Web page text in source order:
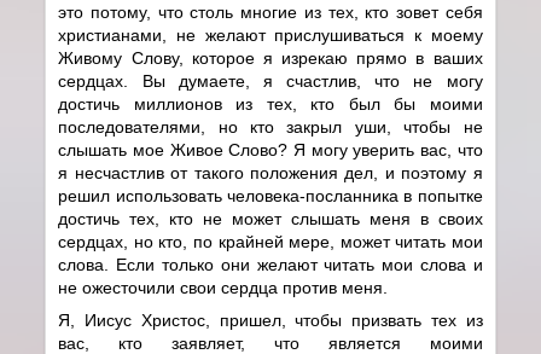
это потому, что столь многие из тех, кто зовет себя
христианами, не желают прислушиваться к моему
Живому Слову, которое я изрекаю прямо в ваших
сердцах. Вы думаете, я счастлив, что не могу
достичь миллионов из тех, кто был бы моими
последователями, но кто закрыл уши, чтобы не
слышать мое Живое Слово? Я могу уверить вас, что
я несчастлив от такого положения дел, и поэтому я
решил использовать человека-посланника в попытке
достичь тех, кто не может слышать меня в своих
сердцах, но кто, по крайней мере, может читать мои
слова. Если только они желают читать мои слова и
не ожесточили свои сердца против меня.
Я, Иисус Христос, пришел, чтобы призвать тех из
вас, кто заявляет, что является моими